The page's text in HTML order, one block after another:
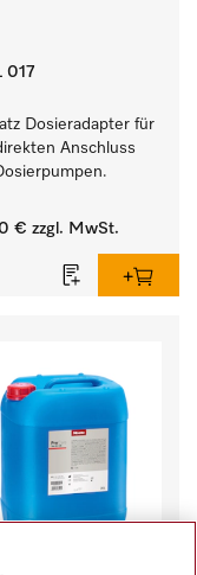
017
Dosieradapter für
Anschluss
€ zzgl. MwSt.